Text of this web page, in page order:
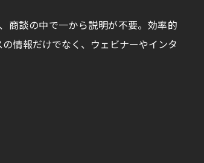
商談の中で一から説明が不要。効率的
情報だけでなく、ウェビナーやインタ